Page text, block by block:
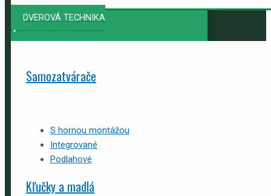
DVEROVÁ TECHNIKA
Samozatvárače
S hornou montážou
Integrované
Podlahové
Kľučky a madlá